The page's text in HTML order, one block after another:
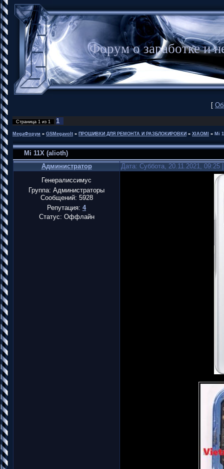
Форум о заработке
[
Страница 1 из 1 1
MegaФорум » GSMegavolt » ПРОШИВКИ ДЛЯ РЕМОНТА И РАЗБЛОКИРОВКИ » XIAOMI » Mi
Mi 11X (alioth)
Администратор
Дата: Суббота, 20.11.2021,
Генералиссимус
Группа: Администраторы
Сообщений: 5928
Репутация: 4
Статус: Оффлайн